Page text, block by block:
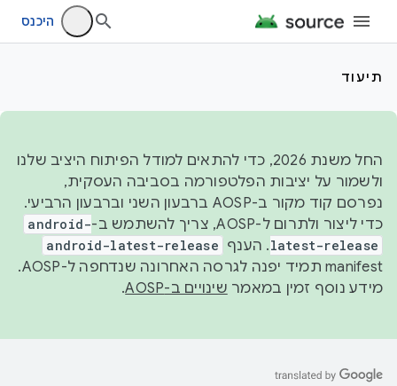
היכנס
תיעוד
החל משנת 2026, כדי להתאים למודל הפיתוח היציב שלנו
ולשמור על יציבות הפלטפורמה בסביבה העסקית,
נפרסם קוד מקור ב-AOSP ברבעון השני וברבעון הרביעי.
כדי ליצור ולתרום ל-AOSP, צריך להשתמש ב-
android-
latest-release. הענף android-latest-release
manifest תמיד יפנה לגרסה האחרונה שנדחפה ל-AOSP.
מידע נוסף זמין במאמר שינויים ב-AOSP .